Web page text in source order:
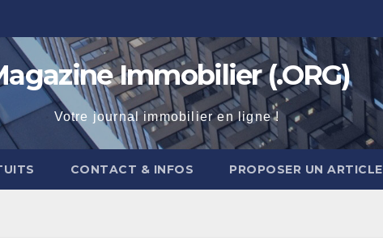
Immobilier (.ORG)
Votre journal immobilier en ligne !
CONTACT & INFOS PROPOSER UN ARTICLE